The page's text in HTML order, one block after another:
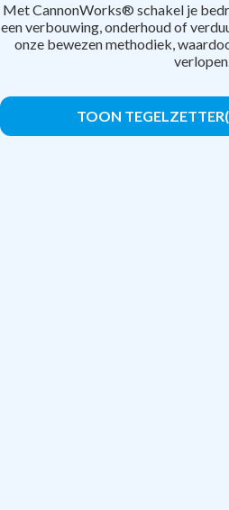
Met CannonWorks® schakel je
een verbouwing, onderhoud of
onze bewezen methodiek,
TOON